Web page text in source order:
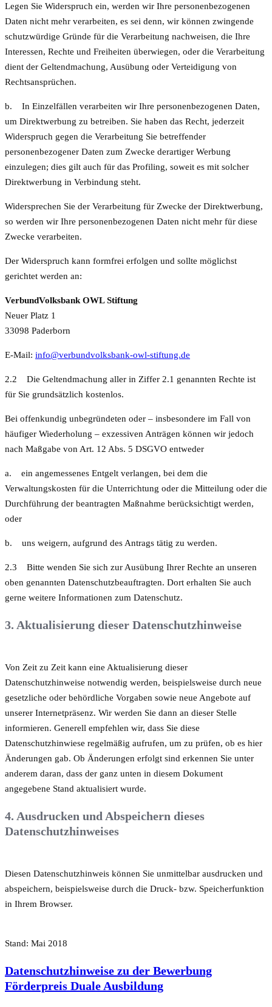
Legen Sie Widerspruch ein, werden wir Ihre personenbezogenen
Daten nicht mehr verarbeiten, es sei denn, wir können zwingende
schutzwürdige Gründe für die Verarbeitung nachweisen, die Ihre
Interessen, Rechte und Freiheiten überwiegen, oder die Verarbeitung
dient der Geltendmachung, Ausübung oder Verteidigung von
Rechtsansprüchen.
b. In Einzelfällen verarbeiten wir Ihre personenbezogenen Daten,
um Direktwerbung zu betreiben. Sie haben das Recht, jederzeit
Widerspruch gegen die Verarbeitung Sie betreffender
personenbezogener Daten zum Zwecke derartiger Werbung
einzulegen; dies gilt auch für das Profiling, soweit es mit solcher
Direktwerbung in Verbindung steht.
Widersprechen Sie der Verarbeitung für Zwecke der Direktwerbung,
so werden wir Ihre personenbezogenen Daten nicht mehr für diese
Zwecke verarbeiten.
Der Widerspruch kann formfrei erfolgen und sollte möglichst
gerichtet werden an:
VerbundVolksbank OWL Stiftung
Neuer Platz 1
33098 Paderborn
E-Mail: info@verbundvolksbank-owl-stiftung.de
2.2 Die Geltendmachung aller in Ziffer 2.1 genannten Rechte ist
für Sie grundsätzlich kostenlos.
Bei offenkundig unbegründeten oder – insbesondere im Fall von
häufiger Wiederholung – exzessiven Anträgen können wir jedoch
nach Maßgabe von Art. 12 Abs. 5 DSGVO entweder
a. ein angemessenes Entgelt verlangen, bei dem die
Verwaltungskosten für die Unterrichtung oder die Mitteilung oder die
Durchführung der beantragten Maßnahme berücksichtigt werden,
oder
b. uns weigern, aufgrund des Antrags tätig zu werden.
2.3 Bitte wenden Sie sich zur Ausübung Ihrer Rechte an unseren
oben genannten Datenschutzbeauftragten. Dort erhalten Sie auch
gerne weitere Informationen zum Datenschutz.
3. Aktualisierung dieser Datenschutzhinweise
Von Zeit zu Zeit kann eine Aktualisierung dieser
Datenschutzhinweise notwendig werden, beispielsweise durch neue
gesetzliche oder behördliche Vorgaben sowie neue Angebote auf
unserer Internetpräsenz. Wir werden Sie dann an dieser Stelle
informieren. Generell empfehlen wir, dass Sie diese
Datenschutzhinwiese regelmäßig aufrufen, um zu prüfen, ob es hier
Änderungen gab. Ob Änderungen erfolgt sind erkennen Sie unter
anderem daran, dass der ganz unten in diesem Dokument
angegebene Stand aktualisiert wurde.
4. Ausdrucken und Abspeichern dieses
Datenschutzhinweises
Diesen Datenschutzhinweis können Sie unmittelbar ausdrucken und
abspeichern, beispielsweise durch die Druck- bzw. Speicherfunktion
in Ihrem Browser.
Stand: Mai 2018
Datenschutzhinweise zu der Bewerbung
Förderpreis Duale Ausbildung